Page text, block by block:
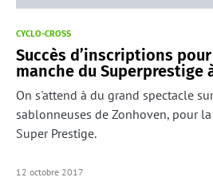
CYCLO-CROSS
Succès d’inscriptions
manche du Superprestige
On s'attend à du grand spectacle
sablonneuses de Zonhoven, pour
Super Prestige.
12 octobre 2017